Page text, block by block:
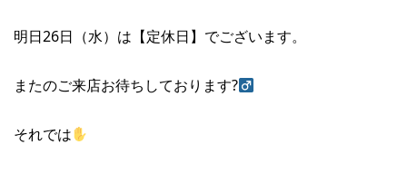
明日26日（水）は【定休日】でございます。
またのご来店お待ちしております?‍
それでは